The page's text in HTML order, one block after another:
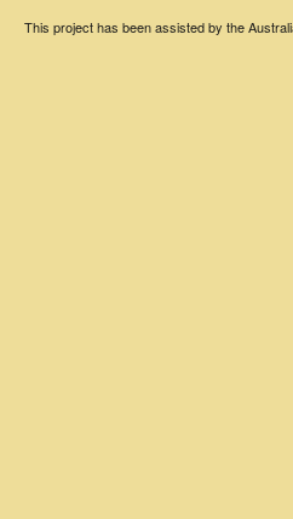
This project has been assisted by the